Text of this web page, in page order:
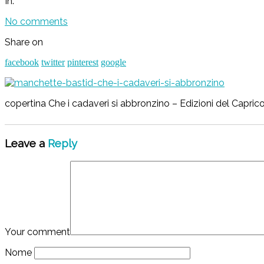
No comments
Share on
facebook twitter pinterest google
copertina Che i cadaveri si abbronzino – Edizioni del
Leave a Reply
Your comment
Nome